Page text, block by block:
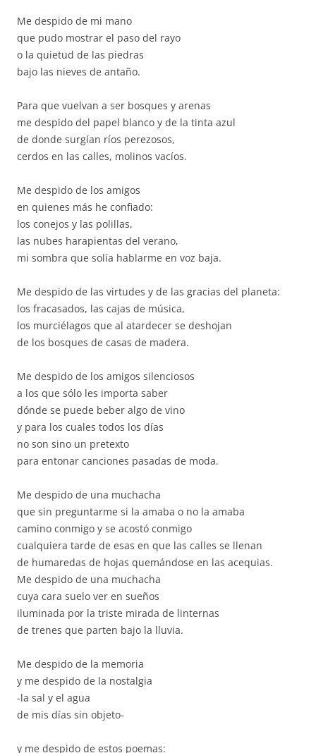
Me despido de mi mano
que pudo mostrar el paso del rayo
o la quietud de las piedras
bajo las nieves de antaño.
Para que vuelvan a ser bosques y arenas
me despido del papel blanco y de la tinta azul
de donde surgían ríos perezosos,
cerdos en las calles, molinos vacíos.
Me despido de los amigos
en quienes más he confiado:
los conejos y las polillas,
las nubes harapientas del verano,
mi sombra que solía hablarme en voz baja.
Me despido de las virtudes y de las gracias del planeta:
los fracasados, las cajas de música,
los murciélagos que al atardecer se deshojan
de los bosques de casas de madera.
Me despido de los amigos silenciosos
a los que sólo les importa saber
dónde se puede beber algo de vino
y para los cuales todos los días
no son sino un pretexto
para entonar canciones pasadas de moda.
Me despido de una muchacha
que sin preguntarme si la amaba o no la amaba
camino conmigo y se acostó conmigo
cualquiera tarde de esas en que las calles se llenan
de humaredas de hojas quemándose en las acequias.
Me despido de una muchacha
cuya cara suelo ver en sueños
iluminada por la triste mirada de linternas
de trenes que parten bajo la lluvia.
Me despido de la memoria
y me despido de la nostalgia
-la sal y el agua
de mis días sin objeto-
y me despido de estos poemas: